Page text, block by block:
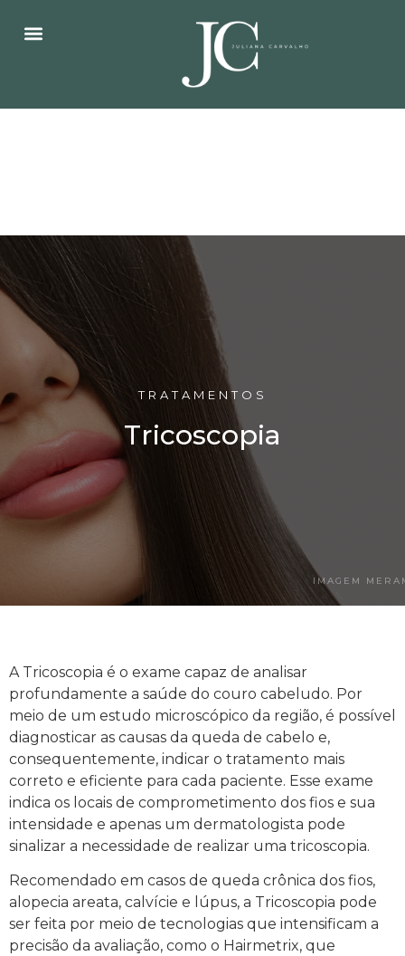
TRATAMENTOS
IMAGEM
Tricoscopia
A Tricoscopia é o exame capaz de analisar
profundamente a saúde do couro cabeludo. Por
meio de um estudo microscópico da região, é possível
diagnosticar as causas da queda de cabelo e,
consequentemente, indicar o tratamento mais
correto e eficiente para cada paciente. Esse exame
indica os locais de comprometimento dos fios e sua
intensidade e apenas um dermatologista pode
sinalizar a necessidade de realizar uma tricoscopia.
Recomendado em casos de queda crônica dos fios,
alopecia areata, calvície e lúpus, a Tricoscopia pode
ser feita por meio de tecnologias que intensificam a
precisão da avaliação, como o Hairmetrix, que